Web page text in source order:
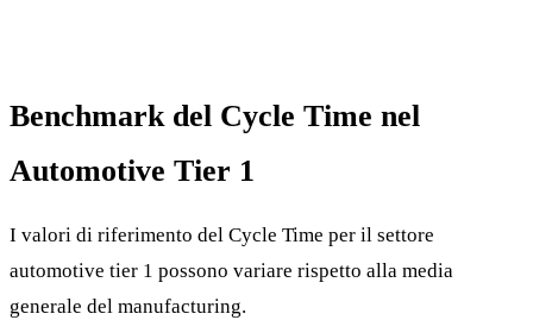
Benchmark del Cycle Time nel
Automotive Tier 1
I valori di riferimento del Cycle Time per il settore
automotive tier 1 possono variare rispetto alla media
generale del manufacturing.